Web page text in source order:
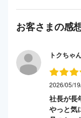
お客さまの感
トクちゃ
2026/05/
社長が長
やっと気